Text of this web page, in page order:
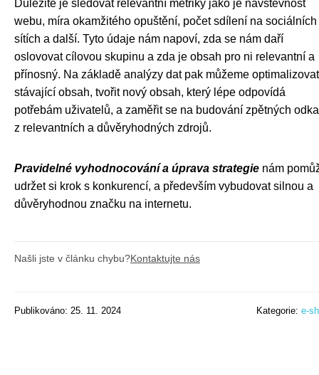
Důležité je sledovat relevantní metriky jako je návštěvnost
webu, míra okamžitého opuštění, počet sdílení na sociálních
sítích a další. Tyto údaje nám napoví, zda se nám daří
oslovovat cílovou skupinu a zda je obsah pro ni relevantní a
přínosný. Na základě analýzy dat pak můžeme optimalizovat
stávající obsah, tvořit nový obsah, který lépe odpovídá
potřebám uživatelů, a zaměřit se na budování zpětných
z relevantních a důvěryhodných zdrojů.
Pravidelné vyhodnocování a úprava strategie nám
udržet si krok s konkurencí, a především vybudovat silnou a
důvěryhodnou značku na internetu.
Našli jste v článku chybu?Kontaktujte nás
Publikováno: 25. 11. 2024 Kategorie: e-